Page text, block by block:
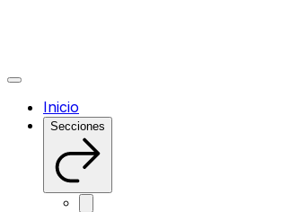
Inicio
Secciones